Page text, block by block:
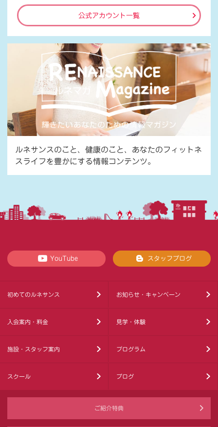
公式アカウント一覧
ルネサンスのこと、健康のこと、あなたのフィットネ
スライフを豊かにする情報コンテンツ。
YouTube スタッフブログ
初めてのルネサンス お知らせ・キャンペーン
入会案内・料金 見学・体験
施設・スタッフ案内 プログラム
スクール ブログ
ご紹介特典